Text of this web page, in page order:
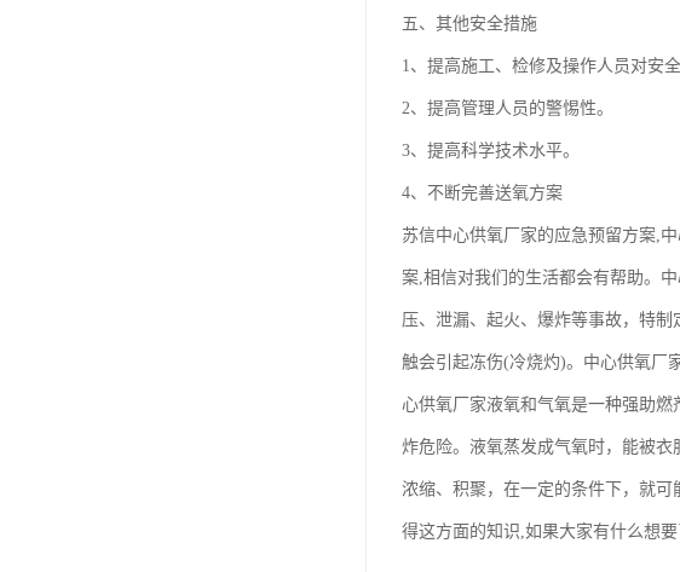
五、其他安全措施
1、提高施工、检修及操作人员对安
2、提高管理人员的警惕性。
3、提高科学技术水平。
4、不断完善送氧方案
苏信中心供氧厂家的应急预留方案,
案,相信对我们的生活都会有帮助。
压、泄漏、起火、爆炸等事故，特
触会引起冻伤(冷烧灼)。中心供氧厂
心供氧厂家液氧和气氧是一种强助
炸危险。液氧蒸发成气氧时，能被
浓缩、积聚，在一定的条件下，就
得这方面的知识,如果大家有什么想